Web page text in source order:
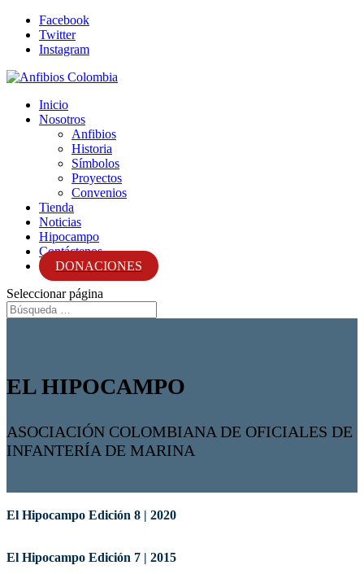
Facebook
Twitter
Instagram
Inicio
Nosotros
Anfibios
Historia
Símbolos
Proyectos
Convenios
Tienda
Noticias
Hipocampo
Contáctenos
DONACIONES
Seleccionar página
EL HIPOCAMPO
ASOCIACIÓN COLOMBIANA DE OFICIALES DE
INFANTERÍA DE MARINA
El Hipocampo Edición 8 | 2020
El Hipocampo Edición 7 | 2015